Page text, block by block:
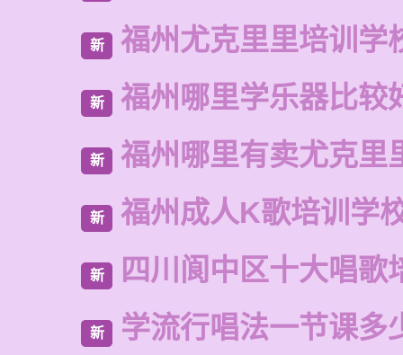
新 福州尤克里里培训学
新 福州哪里学乐器比较
新 福州哪里有卖尤克里
新 福州成人K歌培训学
新 四川阆中区十大唱歌
新 学流行唱法一节课多